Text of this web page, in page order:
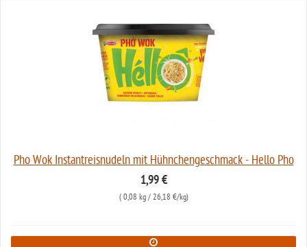
Pho Wok Instantreisnudeln mit Hühnchengeschmack - Hello Pho
1,99 €
( 0,08 kg/ 26,18 €/kg)